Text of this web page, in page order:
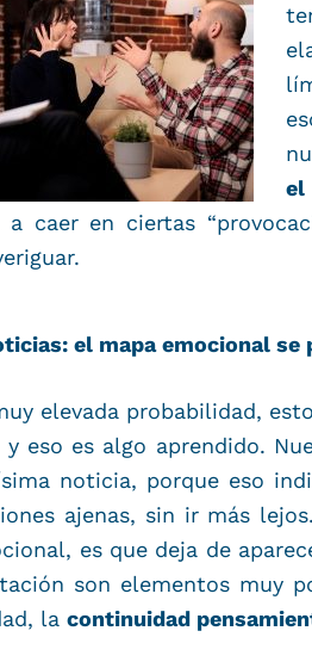
el
a caer en ciertas
el mapa emocional se
elevada probabilidad,
y eso es algo aprendido.
noticia, porque eso
ajenas, sin ir más
es que deja de
son elementos muy
la continuidad